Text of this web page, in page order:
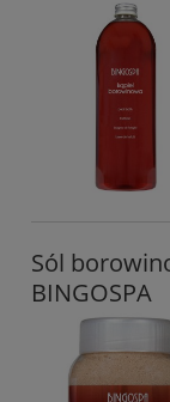
Sól
BINGOSPA